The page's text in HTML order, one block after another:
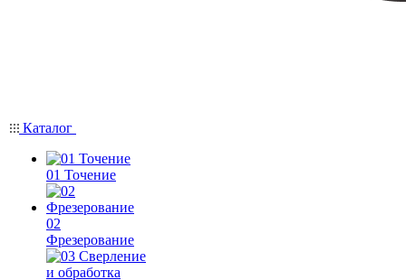
Каталог
01 Точение
02
Фрезерование